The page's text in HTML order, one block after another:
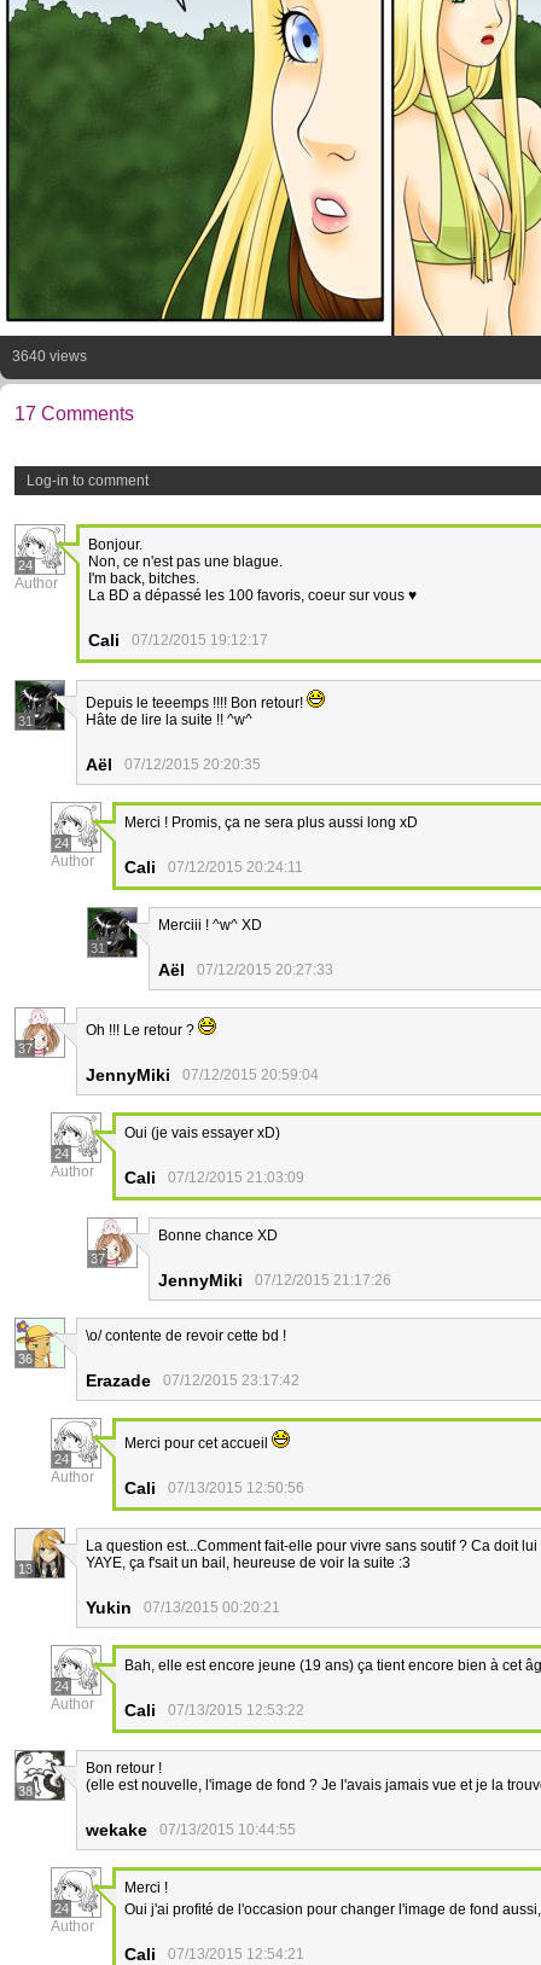
3640 views
17 Comments
Log-in to comment
24
Author
Bonjour.
Non, ce n'est pas une blague.
I'm back, bitches.
La BD a dépassé les 100 favoris, coeur sur vous ♥
Cali 07/12/2015 19:12:17
31
Depuis le teeemps !!!! Bon retour!
Hâte de lire la suite !! ^w^
Aël 07/12/2015 20:20:35
24
Author
Merci ! Promis, ça ne sera plus aussi long xD
Cali 07/12/2015 20:24:11
31
Merciii ! ^w^ XD
Aël 07/12/2015 20:27:33
37
Oh !!! Le retour ?
JennyMiki 07/12/2015 20:59:04
24
Author
Oui (je vais essayer xD)
Cali 07/12/2015 21:03:09
37
Bonne chance XD
JennyMiki 07/12/2015 21:17:26
36
\o/ contente de revoir cette bd !
Erazade 07/12/2015 23:17:42
24
Author
Merci pour cet accueil
Cali 07/13/2015 12:50:56
13
La question est...Comment fait-elle pour vivre sans soutif ? Ca doit
YAYE, ça f'sait un bail, heureuse de voir la suite :3
Yukin 07/13/2015 00:20:21
24
Author
Bah, elle est encore jeune (19 ans) ça tient encore bien à cet
Cali 07/13/2015 12:53:22
38
Bon retour !
(elle est nouvelle, l'image de fond ? Je l'avais jamais vue et je la
wekake 07/13/2015 10:44:55
24
Author
Merci !
Oui j'ai profité de l'occasion pour changer l'image de fond
Cali 07/13/2015 12:54:21